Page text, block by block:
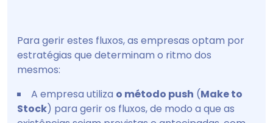
Para gerir estes fluxos, as empresas optam por
estratégias que determinam o ritmo dos
mesmos:
A empresa utiliza o método push (Make to
Stock) para gerir os fluxos, de modo a que as